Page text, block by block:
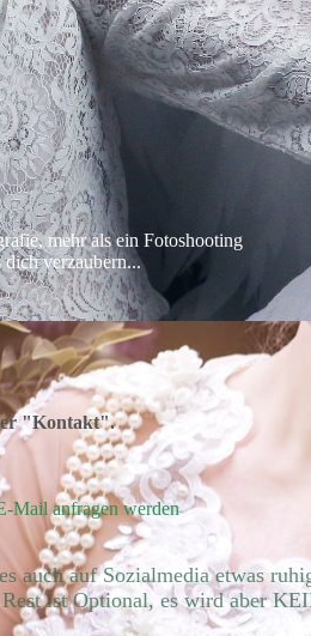
mehr als ein Fotoshooting
dich verzaubern...
"Kontakt".
Mail anfragen werden
auch auf Sozialmedia etwas
ist Optional, es wird aber